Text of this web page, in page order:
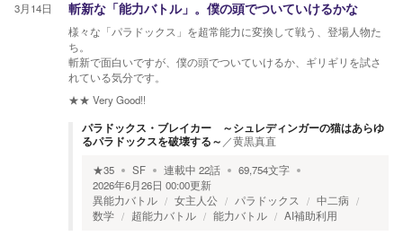
3月14日 斬新な「能力バトル」。僕の頭でついていけるかな
様々な「パラドックス」を超常能力に変換して戦う、登場人物た
ち。
斬新で面白いですが、僕の頭でついていけるか、ギリギリを試さ
れている気分です。
★★ Very Good!!
パラドックス・ブレイカー ～シュレディンガーの猫はあらゆ
るパラドックスを破壊する～ ／黄黒真直
★35 SF 連載中 22話 69,754文字
2026年6月26日 00:00更新
異能力バトル
女主人公 パラドックス
中二病
数学
超能力バトル 能力バトル AI補助利用